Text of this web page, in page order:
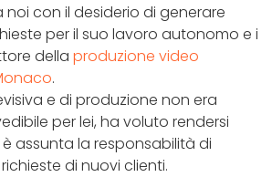
noi con il desiderio di generare
per il suo lavoro autonomo e i
della produzione video
.
e di produzione non era
per lei, ha voluto rendersi
assunta la responsabilità di
di nuovi clienti.